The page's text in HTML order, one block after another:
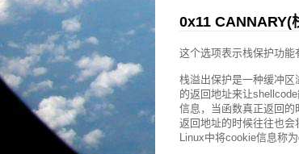
0x11 CANNARY(
这个选项表示栈保护功能
栈溢出保护是一种缓冲
的返回地址来让
信息，当函数真正返回
返回地址的时候往往也
Linux中将cookie信息称为